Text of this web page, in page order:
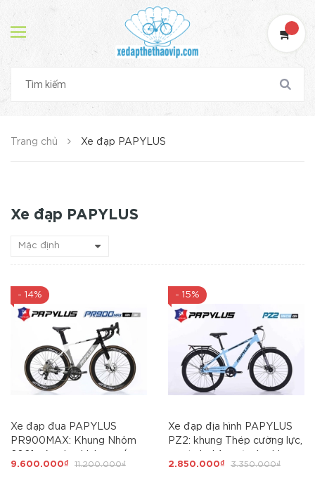
Trang chủ Xe đạp PAPYLUS
Xe đạp PAPYLUS
- 14%
Xe đạp đua PAPYLUS
PR900MAX: Khung Nhôm
hàn, thiết kế khí động học.
9.600.000₫ 11.200.000₫
- 15%
Xe đạp địa hình PAPYLUS
PZ2: khung Thép cường lực,
Bánh 26, Ngon - Rẻ cho học
2.850.000₫ 3.350.000₫